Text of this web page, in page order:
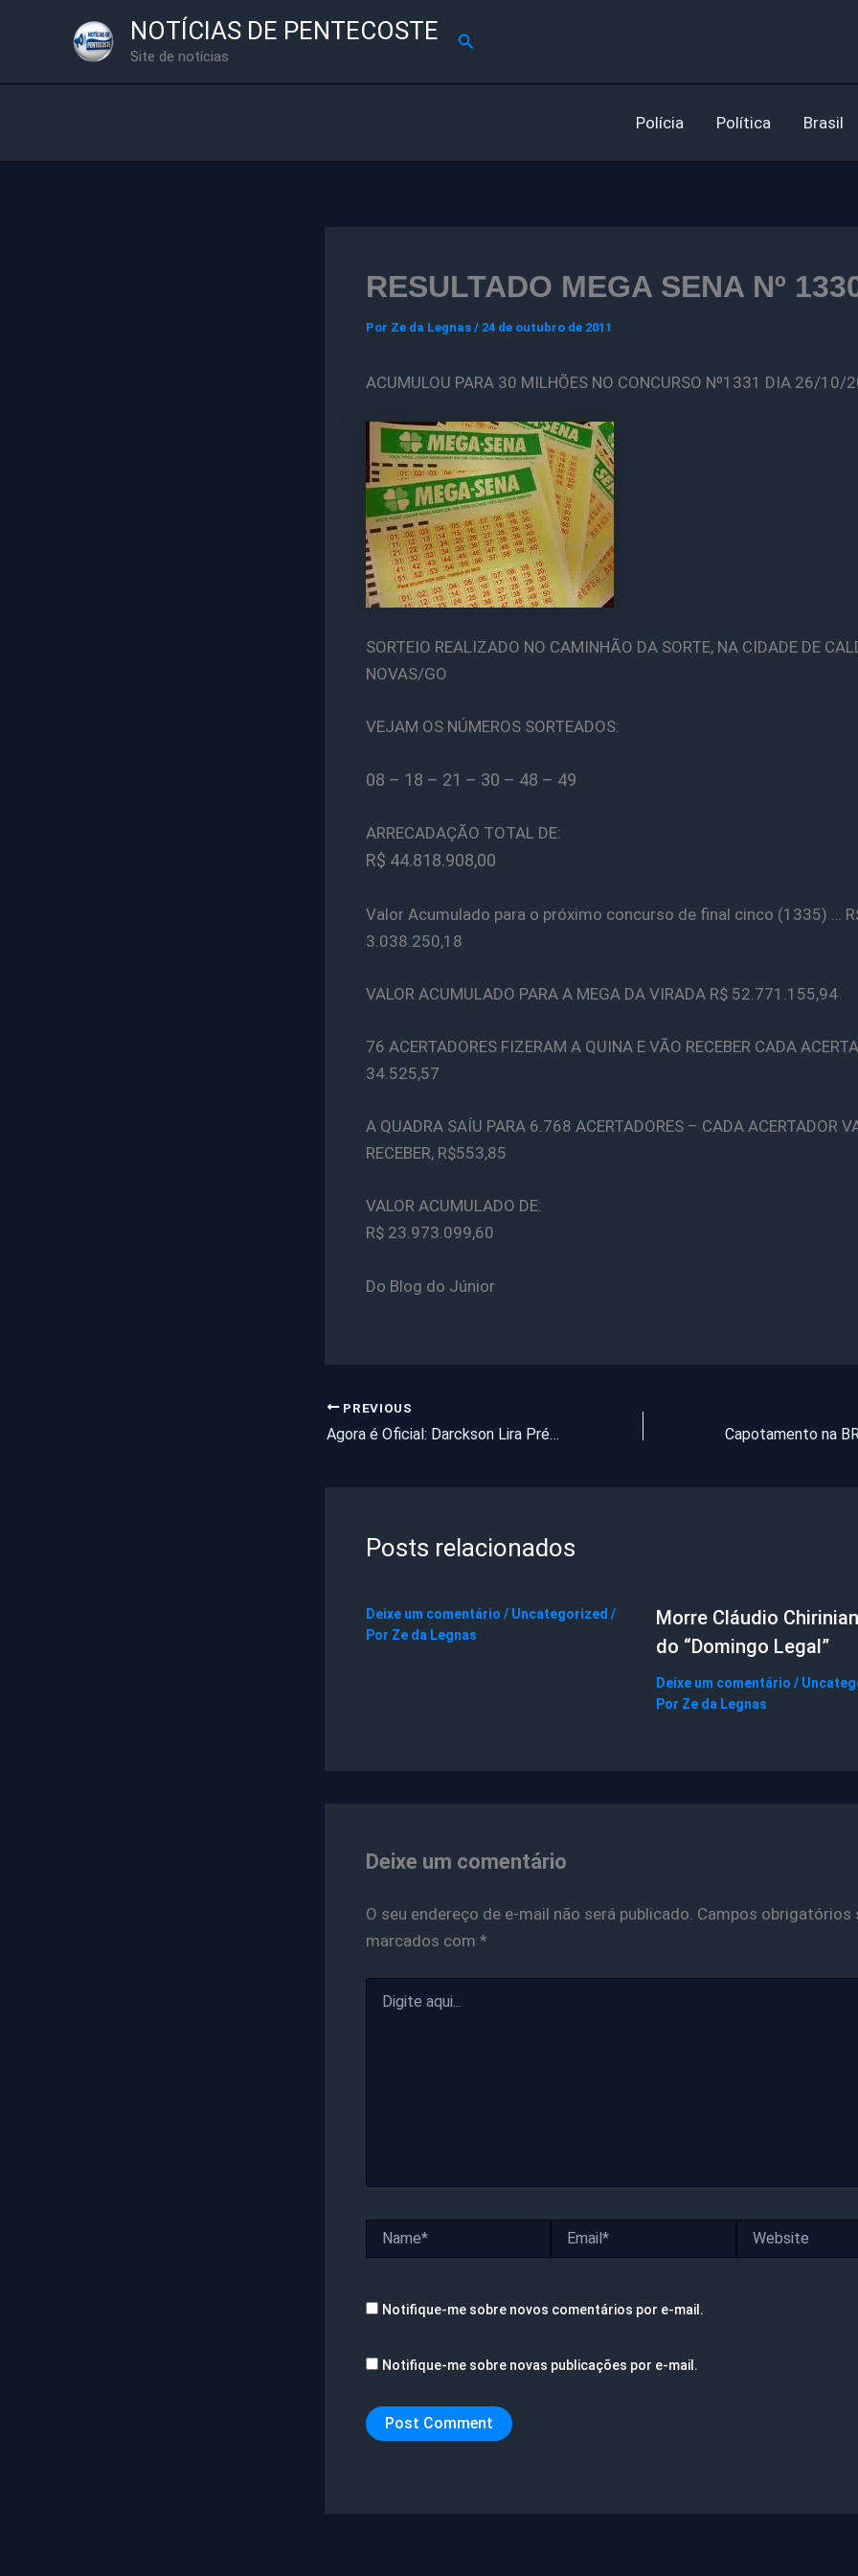
NOTÍCIAS DE PENTECOSTE
Site de notícias
Pesquisar
Polícia Política Brasil
RESULTADO MEGA SENA Nº
Por Ze da Legnas / 24 de outubro de 2011
ACUMULOU PARA 30 MILHÕES NO CONCURSO Nº1331 DIA 26/10/
SORTEIO REALIZADO NO CAMINHÃO DA SORTE, NA CIDADE DE
NOVAS/GO
VEJAM OS NÚMEROS SORTEADOS:
08 – 18 – 21 – 30 – 48 – 49
ARRECADAÇÃO TOTAL DE:
R$ 44.818.908,00
Valor Acumulado para o próximo concurso de final cinco (1335) …
3.038.250,18
VALOR ACUMULADO PARA A MEGA DA VIRADA R$ 52.771.155,94
76 ACERTADORES FIZERAM A QUINA E VÃO RECEBER CADA
34.525,57
A QUADRA SAÍU PARA 6.768 ACERTADORES – CADA ACERTADOR
RECEBER, R$553,85
VALOR ACUMULADO DE:
R$ 23.973.099,60
Do Blog do Júnior
PREVIOUS
Agora é Oficial: Darckson Lira Pré-Candidato para 2012!
Posts relacionados
Deixe um comentário / Uncategorized /
Por Ze da Legnas
Morre Cláudio
do “Domingo Legal”
Deixe um comentário /
Por Ze da Legnas
Deixe um comentário
O seu endereço de e-mail não será publicado. Campos obrigatórios
marcados com *
aqui...
Notifique-me sobre novos comentários por e-mail.
Notifique-me sobre novas publicações por e-mail.